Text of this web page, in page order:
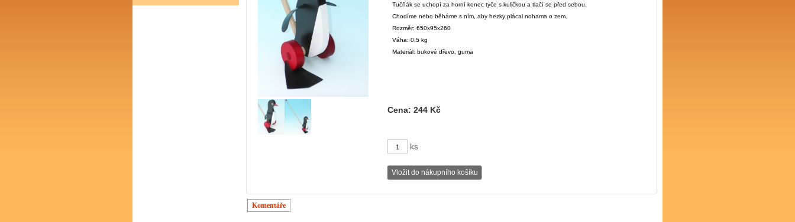
Tučňák se uchopí za horní konec tyče s kuličkou a tlačí se před sebou.
Chodíme nebo běháme s ním, aby hezky plácal nohama o zem.
Rozměr: 650x95x260
Váha: 0,5 kg
Materiál: bukové dřevo, guma
Cena: 244 Kč
ks
Komentáře